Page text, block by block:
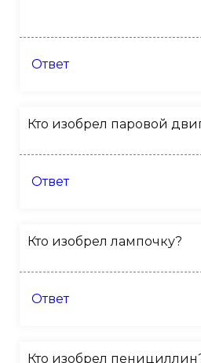
Ответ
Кто изобрел паровой
Ответ
Кто изобрел лампочку?
Ответ
Кто изобрел